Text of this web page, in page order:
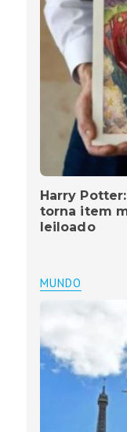
Harry
torna item
leiloado
MUNDO